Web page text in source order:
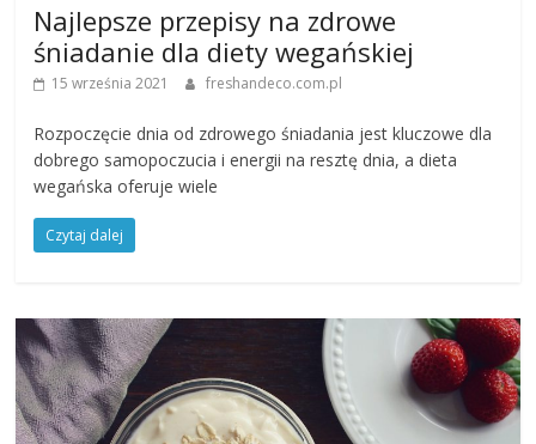
Najlepsze przepisy na zdrowe
śniadanie dla diety wegańskiej
15 września 2021 freshandeco.com.pl
Rozpoczęcie dnia od zdrowego śniadania jest kluczowe dla
dobrego samopoczucia i energii na resztę dnia, a dieta
wegańska oferuje wiele
Czytaj dalej